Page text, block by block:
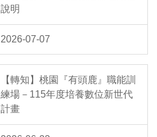
說明
2026-07-07
【轉知】桃園『有頭鹿』職能訓
練場－115年度培養數位新世代
計畫